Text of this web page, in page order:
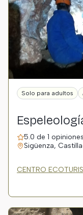
Solo para adultos
5.0 de 1 opiniones
Sigüenza,
CENTRO